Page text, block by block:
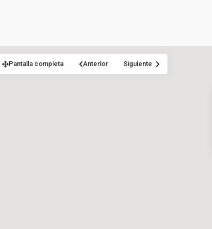
Pantalla completa Anterior Siguiente